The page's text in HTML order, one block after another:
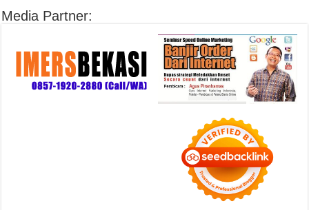
Media Partner: